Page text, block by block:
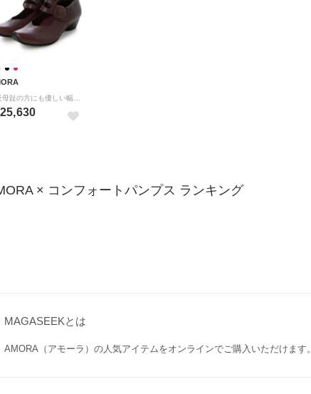
× コンフォートパンプス ランキング
MAGASEEKとは
AMORA（アモーラ）の人気アイテムをオンラインでご購入いただけます。